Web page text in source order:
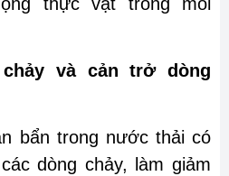
và cản trở dòng
bẩn trong nước thải có
dòng chảy, làm giảm